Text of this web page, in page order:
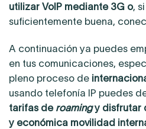
utilizar VoIP mediante 3G o,
suficientemente buena,
A continuación ya puedes
en tus comunicaciones,
pleno proceso de
usando telefonía IP puedes
tarifas de roaming y disfrutar
y económica movilidad